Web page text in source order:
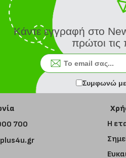
700
Η
Κάντε εγγραφή στο
πρώτοι
Συμφωνώ